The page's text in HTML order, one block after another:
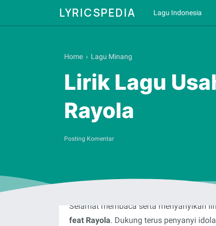
LYRICSPEDIA Lagu Indonesia
Home › Lagu Minang
Lirik Lagu
Rayola
Posting Komentar
Selamat membaca serta menyanyikan
feat Rayola. Dukung terus penyanyi